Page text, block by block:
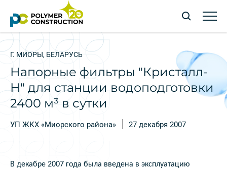
Г. МИОРЫ, БЕЛАРУСЬ
Напорные фильтры "Кристалл-
Н" для станции водоподготовки
2400 м³ в сутки
УП ЖКХ «Миорского района» 27 декабря 2007
В декабре 2007 года была введена в эксплуатацию